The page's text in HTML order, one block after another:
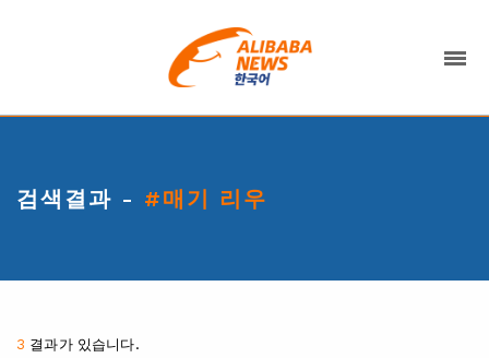
검색결과 - #매기 리우
3 결과가 있습니다.